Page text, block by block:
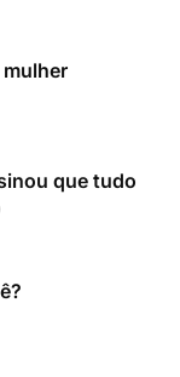
que tudo